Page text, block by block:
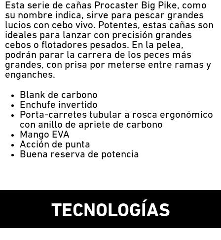
Esta serie de cañas Procaster Big Pike, como
su nombre indica, sirve para pescar grandes
lucios con cebo vivo. Potentes, estas cañas son
ideales para lanzar con precisión grandes
cebos o flotadores pesados. En la pelea,
podrán parar la carrera de los peces más
grandes, con prisa por meterse entre ramas y
enganches.
Blank de carbono
Enchufe invertido
Porta-carretes tubular a rosca ergonómico
con anillo de apriete de carbono
Mango EVA
Acción de punta
Buena reserva de potencia
TECNOLOGÍAS